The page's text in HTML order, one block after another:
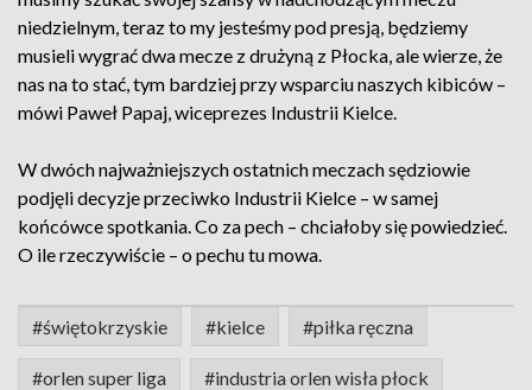
niedzielnym, teraz to my jesteśmy pod presją, będziemy
musieli wygrać dwa mecze z drużyną z Płocka, ale wierze, że
nas na to stać, tym bardziej przy wsparciu naszych kibiców –
mówi Paweł Papaj, wiceprezes Industrii Kielce.
W dwóch najważniejszych ostatnich meczach sędziowie
podjęli decyzje przeciwko Industrii Kielce – w samej
końcówce spotkania. Co za pech – chciałoby się powiedzieć.
O ile rzeczywiście – o pechu tu mowa.
#świętokrzyskie #kielce #piłka ręczna
#orlen super liga #industria orlen wisła płock